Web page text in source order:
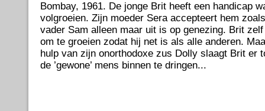
Bombay, 1961. De jonge Brit heeft een handicap
volgroeien. Zijn moeder Sera accepteert hem
vader Sam alleen maar uit is op genezing. Brit
om te groeien zodat hij net is als alle anderen.
hulp van zijn onorthodoxe zus Dolly slaagt Brit er
de ’gewone’ mens binnen te dringen...